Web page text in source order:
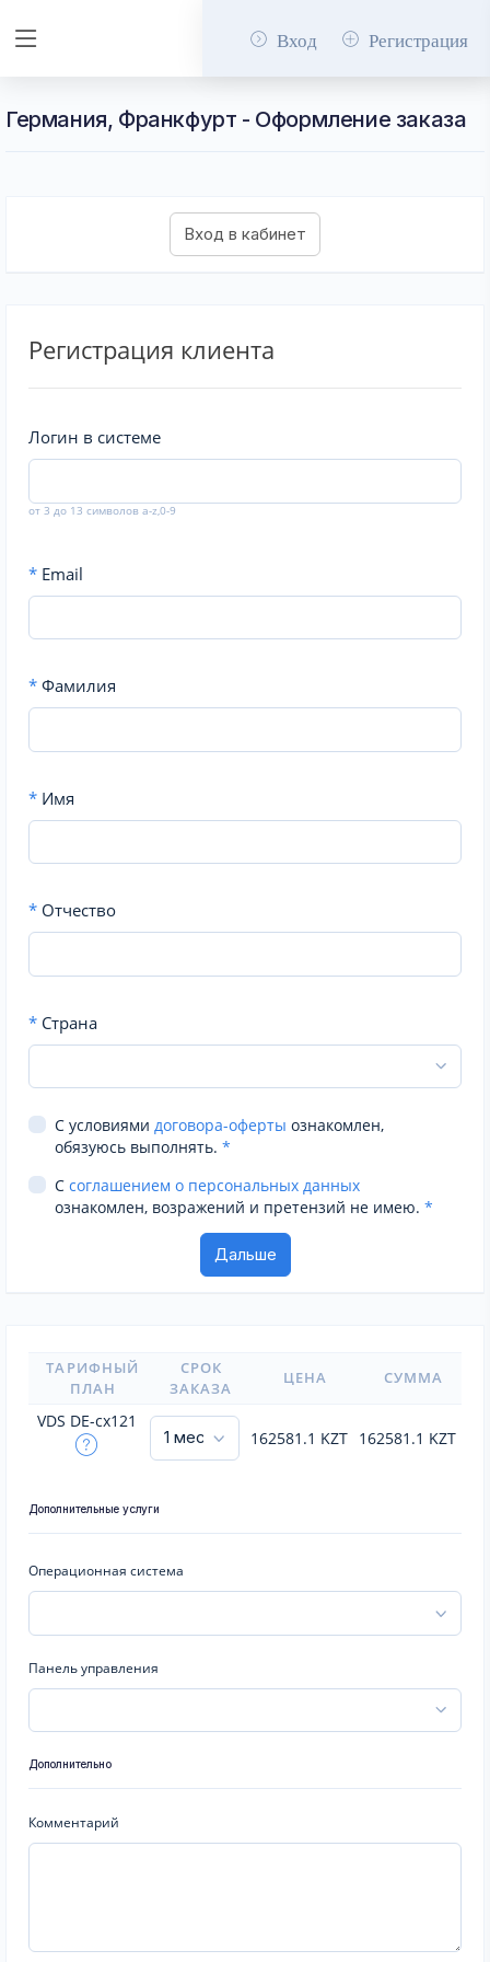
Вход Регистрация
Германия, Франкфурт - Оформление заказа
Регистрация клиента
Логин в системе
от 3 до 13 символов a-z,0-9
* Email
* Фамилия
* Имя
* Отчество
* Страна
С условиями договора-оферты ознакомлен,
обязуюсь выполнять. *
С соглашением о персональных данных
ознакомлен, возражений и претензий не имею. *
ТАРИФНЫЙ
ПЛАН
СРОК
ЗАКАЗА
ЦЕНА СУММА
VDS DE-cx121
162581.1 KZT 162581.1 KZT
Дополнительные услуги
Операционная система
Панель управления
Дополнительно
Комментарий